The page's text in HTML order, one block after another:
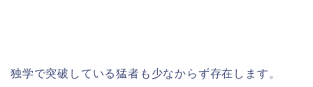
独学で突破している猛者も少なからず存在します。